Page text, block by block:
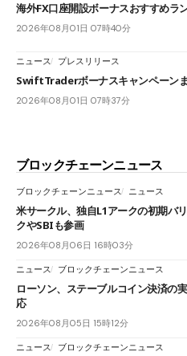
海外FX口座開設ボーナスおすすめラ
2026年08月01日 07時40分
ニュース プレスリリース
SwiftTraderボーナスキャンペーン
2026年08月01日 07時37分
ブロックチェーンニュース
ブロックチェーンニュース ニュース
米サークル、独自L1アークの初期
クやSBIも参画
2026年08月06日 16時03分
ニュース ブロックチェーンニュース
ローソン、ステーブルコイン決済の
応
2026年08月05日 15時12分
ニュース ブロックチェーンニュース